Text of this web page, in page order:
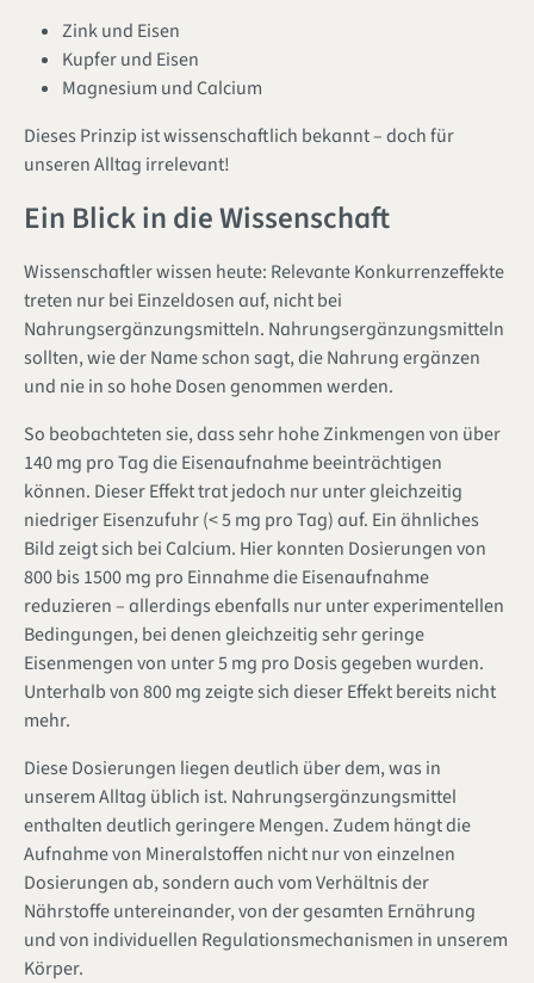
Zink und Eisen
Kupfer und Eisen
Magnesium und Calcium
Dieses Prinzip ist wissenschaftlich bekannt – doch für
unseren Alltag irrelevant!
Ein Blick in die Wissenschaft
Wissenschaftler wissen heute: Relevante Konkurrenzeffekte
treten nur bei Einzeldosen auf, nicht bei
Nahrungsergänzungsmitteln. Nahrungsergänzungsmitteln
sollten, wie der Name schon sagt, die Nahrung ergänzen
und nie in so hohe Dosen genommen werden.
So beobachteten sie, dass sehr hohe Zinkmengen von über
140 mg pro Tag die Eisenaufnahme beeinträchtigen
können. Dieser Effekt trat jedoch nur unter gleichzeitig
niedriger Eisenzufuhr (< 5 mg pro Tag) auf. Ein ähnliches
Bild zeigt sich bei Calcium. Hier konnten Dosierungen von
800 bis 1500 mg pro Einnahme die Eisenaufnahme
reduzieren – allerdings ebenfalls nur unter experimentellen
Bedingungen, bei denen gleichzeitig sehr geringe
Eisenmengen von unter 5 mg pro Dosis gegeben wurden.
Unterhalb von 800 mg zeigte sich dieser Effekt bereits nicht
mehr.
Diese Dosierungen liegen deutlich über dem, was in
unserem Alltag üblich ist. Nahrungsergänzungsmittel
enthalten deutlich geringere Mengen. Zudem hängt die
Aufnahme von Mineralstoffen nicht nur von einzelnen
Dosierungen ab, sondern auch vom Verhältnis der
Nährstoffe untereinander, von der gesamten Ernährung
und von individuellen Regulationsmechanismen in unserem
Körper.